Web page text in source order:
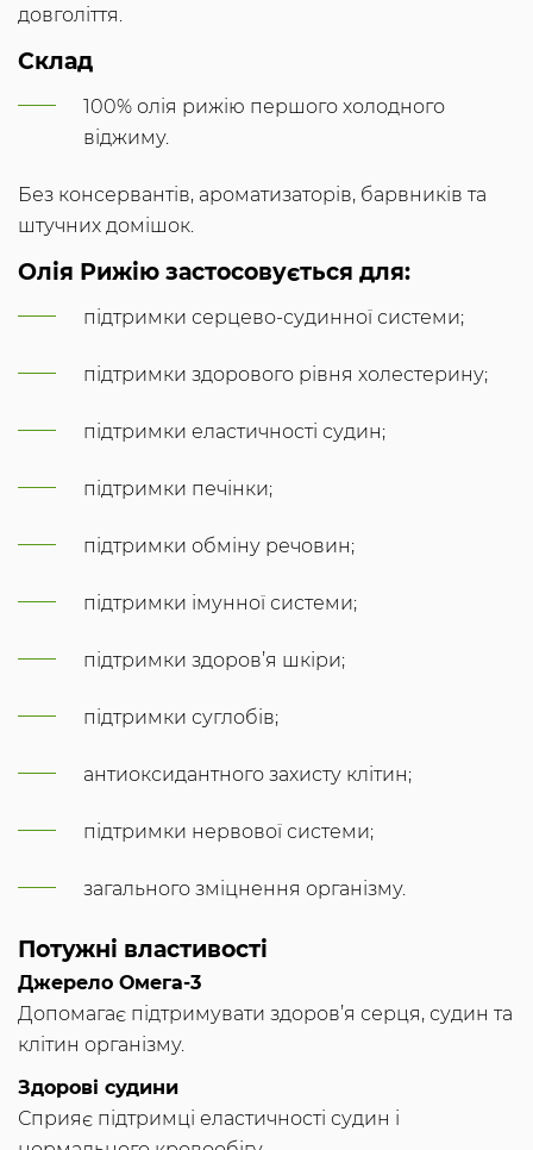
довголіття.
Склад
100% олія рижію першого холодного
віджиму.
Без консервантів, ароматизаторів, барвників та
штучних домішок.
Олія Рижію застосовується для:
підтримки серцево-судинної системи;
підтримки здорового рівня холестерину;
підтримки еластичності судин;
підтримки печінки;
підтримки обміну речовин;
підтримки імунної системи;
підтримки здоров’я шкіри;
підтримки суглобів;
антиоксидантного захисту клітин;
підтримки нервової системи;
загального зміцнення організму.
Потужні властивості
Джерело Омега-3
Допомагає підтримувати здоров’я серця, судин та
клітин організму.
Здорові судини
Сприяє підтримці еластичності судин і